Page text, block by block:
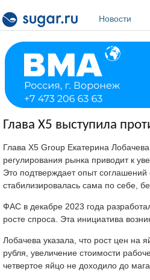
Новости
Глава X5 выступила
Глава X5 Group Екатерина
регулирования рынка приводит к
Это подтверждает опыт
стабилизировалась сама по себе,
ФАС в декабре 2023 года
росте спроса. Эта инициатива
Лобачева указала, что рост цен на
рубля, увеличение стоимости
четвертое яйцо не доходило до